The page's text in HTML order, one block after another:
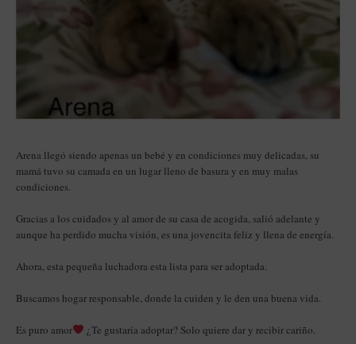
Arena llegó siendo apenas un bebé y en condiciones muy delicadas, su
mamá tuvo su camada en un lugar lleno de basura y en muy malas
condiciones.
Gracias a los cuidados y al amor de su casa de acogida, salió adelante y
aunque ha perdido mucha visión, es una jovencita feliz y llena de energía.
Ahora, esta pequeña luchadora esta lista para ser adoptada.
Buscamos hogar responsable, donde la cuiden y le den una buena vida.
Es puro amor ¿Te gustaría adoptar? Solo quiere dar y recibir cariño.